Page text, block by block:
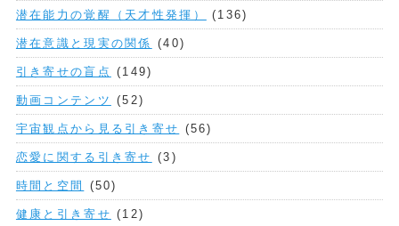
潜在能力の覚醒（天才性発揮） (136)
潜在意識と現実の関係 (40)
引き寄せの盲点 (149)
動画コンテンツ (52)
宇宙観点から見る引き寄せ (56)
恋愛に関する引き寄せ (3)
時間と空間 (50)
健康と引き寄せ (12)